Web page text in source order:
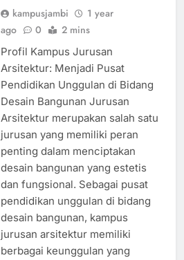
kampusjambi
1 year
ago
0 2 mins
Profil Kampus Jurusan
Arsitektur: Menjadi Pusat
Pendidikan Unggulan di Bidang
Desain Bangunan Jurusan
Arsitektur merupakan salah satu
jurusan yang memiliki peran
penting dalam menciptakan
desain bangunan yang estetis
dan fungsional. Sebagai pusat
pendidikan unggulan di bidang
desain bangunan, kampus
jurusan arsitektur memiliki
berbagai keunggulan yang